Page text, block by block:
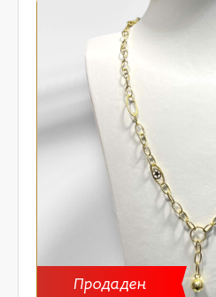
Продаден